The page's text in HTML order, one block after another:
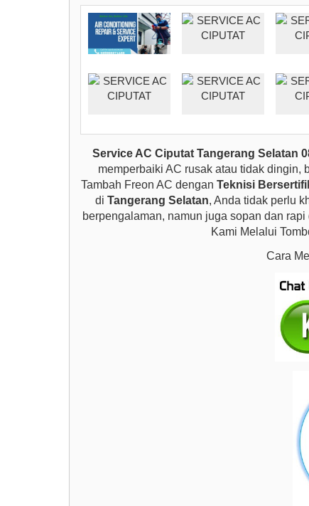
Service AC Ciputat Tangerang Selatan
memperbaiki AC rusak atau tidak dingin,
Tambah Freon AC dengan Teknisi
di Tangerang Selatan, Anda tidak perlu
berpengalaman, namun juga sopan dan
Kami Melalui
Cara